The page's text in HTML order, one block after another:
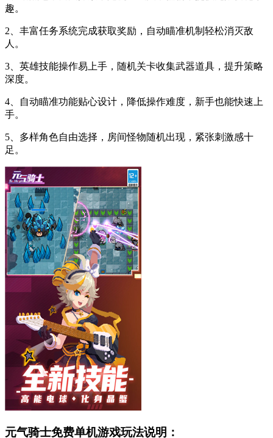
趣。
2、丰富任务系统完成获取奖励，自动瞄准机制轻松消灭敌
人。
3、英雄技能操作易上手，随机关卡收集武器道具，提升策略
深度。
4、自动瞄准功能贴心设计，降低操作难度，新手也能快速上
手。
5、多样角色自由选择，房间怪物随机出现，紧张刺激感十
足。
元气骑士免费单机游戏玩法说明：